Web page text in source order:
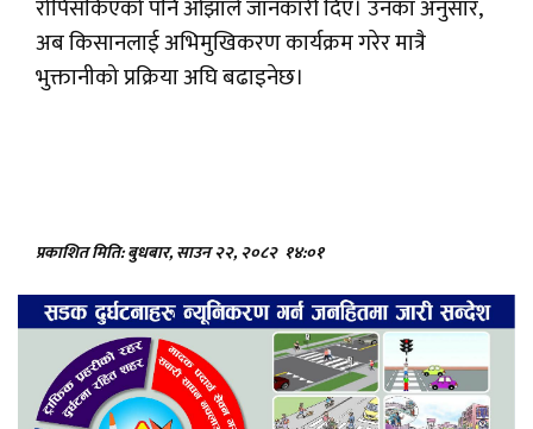
रोपिसकिएको पनि ओझाले जानकारी दिए। उनका अनुसार,
अब किसानलाई अभिमुखिकरण कार्यक्रम गरेर मात्रै
भुक्तानीको प्रक्रिया अघि बढाइनेछ।
प्रकाशित मिति: बुधबार, साउन २२, २०८२ १४:०१